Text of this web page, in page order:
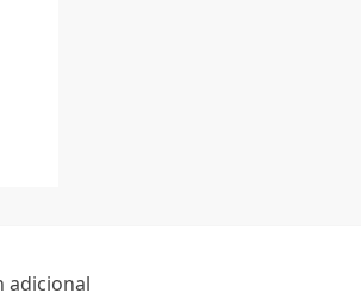
adicional